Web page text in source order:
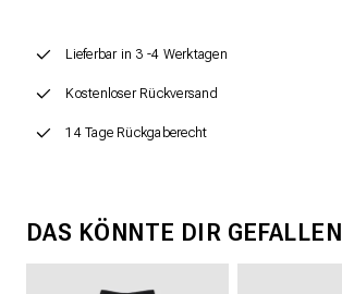
Lieferbar in 3 -4 Werktagen
Kostenloser Rückversand
14 Tage Rückgaberecht
DAS KÖNNTE DIR GEFALLEN